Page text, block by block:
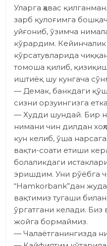
Уларга ҳавас
зарб қулоғимга
уйғониб, ўзимча
кўрардим. Кейинчалик
кўрсатувларида
томоша қилиб,
иштиёқ шу кунгача
— Демак, банкдаги
сизни орзуингизга
— Худди шундай. Бир
нимани чин дилдан
кун келиб, ўша
вақти-соати етиши
болаликдаги
эришдим. Уни рўёбга
“Hamkorbank”дан
вақтимиз тугаши
ўргатгани келади.
жойга бормаймиз.
— Чалаётганингизда